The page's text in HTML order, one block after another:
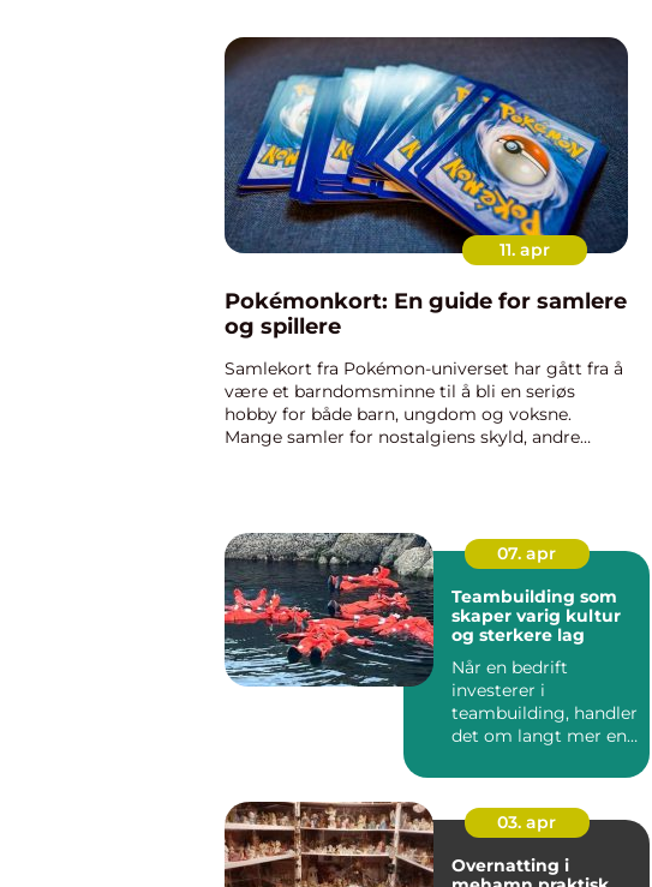
11. apr
Pokémonkort: En guide for samlere
og spillere
Samlekort fra Pokémon-universet har gått fra å
være et barndomsminne til å bli en seriøs
hobby for både barn, ungdom og voksne.
Mange samler for nostalgiens skyld, andre
07. apr
Teambuilding som
skaper varig kultur
og sterkere lag
Når en bedrift
investerer i
teambuilding, handler
det om langt mer enn
borte fra kon...
03. apr
Overnatting i